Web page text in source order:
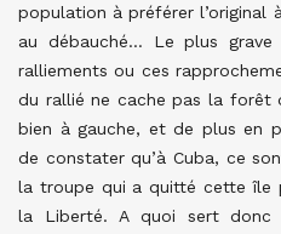
population à préférer l’original
au débauché… Le plus
ralliements ou ces
du rallié ne cache pas la forêt
bien à gauche, et de plus en
de constater qu’à Cuba, ce
la troupe qui a quitté cette île
la Liberté. A quoi sert donc